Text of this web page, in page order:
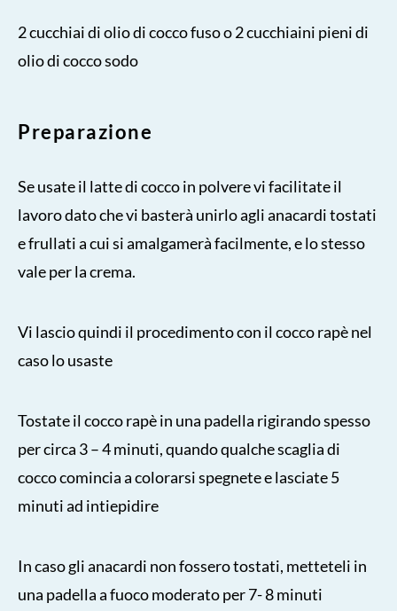
2 cucchiai di olio di cocco fuso o 2 cucchiaini pieni di
olio di cocco sodo
Preparazione
Se usate il latte di cocco in polvere vi facilitate il
lavoro dato che vi basterà unirlo agli anacardi tostati
e frullati a cui si amalgamerà facilmente, e lo stesso
vale per la crema.
Vi lascio quindi il procedimento con il cocco rapè nel
caso lo usaste
Tostate il cocco rapè in una padella rigirando spesso
per circa 3 – 4 minuti, quando qualche scaglia di
cocco comincia a colorarsi spegnete e lasciate 5
minuti ad intiepidire
In caso gli anacardi non fossero tostati, metteteli in
una padella a fuoco moderato per 7- 8 minuti